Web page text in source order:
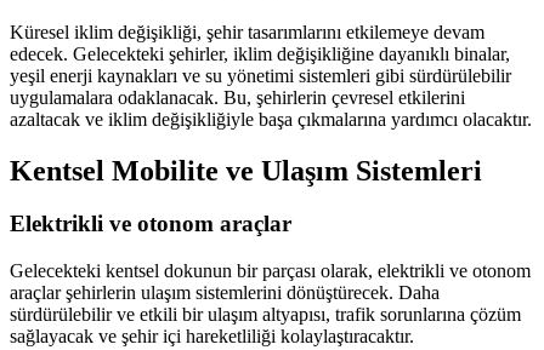
Küresel iklim değişikliği, şehir tasarımlarını etkilemeye devam
edecek. Gelecekteki şehirler, iklim değişikliğine dayanıklı binalar,
yeşil enerji kaynakları ve su yönetimi sistemleri gibi sürdürülebilir
uygulamalara odaklanacak. Bu, şehirlerin çevresel etkilerini
azaltacak ve iklim değişikliğiyle başa çıkmalarına yardımcı olacaktır.
Kentsel Mobilite ve Ulaşım Sistemleri
Elektrikli ve otonom araçlar
Gelecekteki kentsel dokunun bir parçası olarak, elektrikli ve otonom
araçlar şehirlerin ulaşım sistemlerini dönüştürecek. Daha
sürdürülebilir ve etkili bir ulaşım altyapısı, trafik sorunlarına çözüm
sağlayacak ve şehir içi hareketliliği kolaylaştıracaktır.